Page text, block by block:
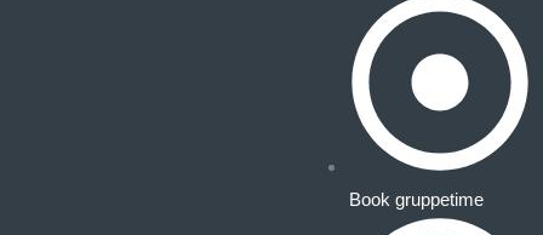
Book gruppetime